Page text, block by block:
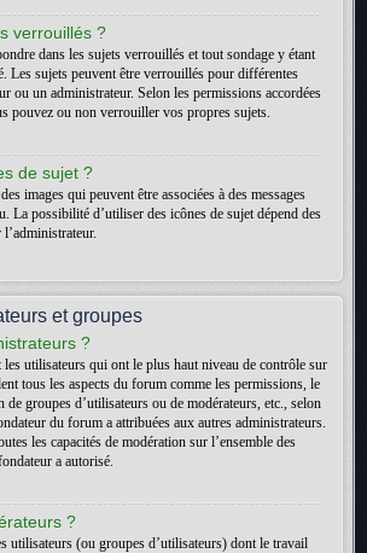
verrouillés ?
dans les sujets verrouillés et tout sondage y étant
Les sujets peuvent être verrouillés pour différentes
ou un administrateur. Selon les permissions accordées
pouvez ou non verrouiller vos propres sujets.
de sujet ?
images qui peuvent être associées à des messages
La possibilité d’utiliser des icônes de sujet dépend des
et groupes
?
utilisateurs qui ont le plus haut niveau de contrôle sur
tous les aspects du forum comme les permissions, le
de groupes d’utilisateurs ou de modérateurs, etc., selon
du forum a attribuées aux autres administrateurs.
les capacités de modération sur l’ensemble des
a autorisé.
?
utilisateurs (ou groupes d’utilisateurs) dont le travail